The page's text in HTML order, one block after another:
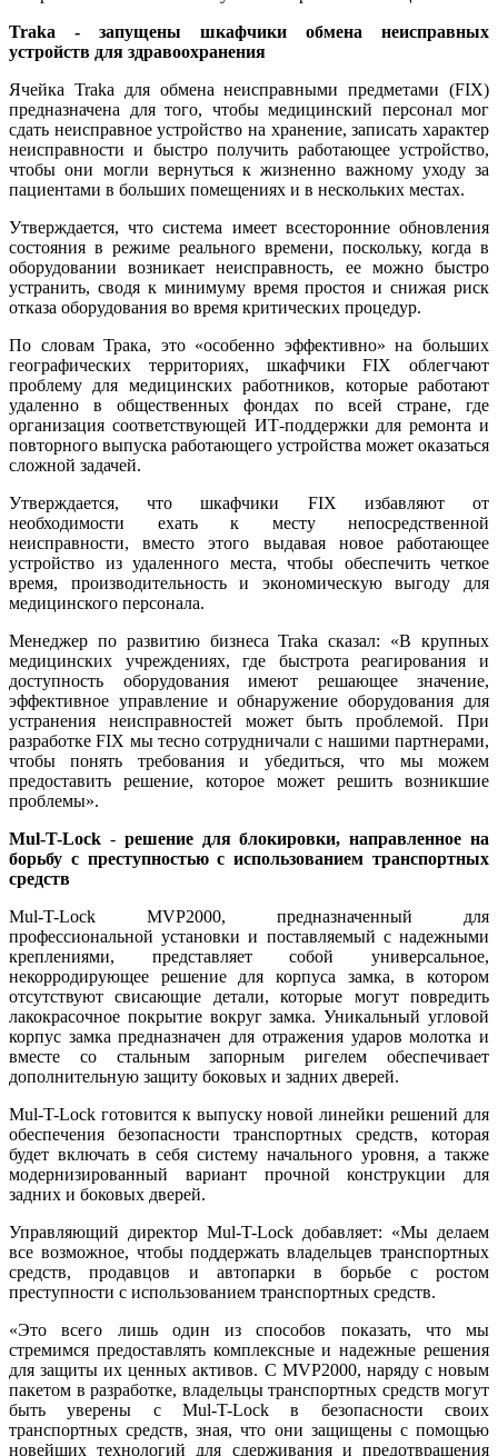
Traka - запущены шкафчики обмена неисправных
устройств для здравоохранения
Ячейка Traka для обмена неисправными предметами (FIX)
предназначена для того, чтобы медицинский персонал мог
сдать неисправное устройство на хранение, записать характер
неисправности и быстро получить работающее устройство,
чтобы они могли вернуться к жизненно важному уходу за
пациентами в больших помещениях и в нескольких местах.
Утверждается, что система имеет всесторонние обновления
состояния в режиме реального времени, поскольку, когда в
оборудовании возникает неисправность, ее можно быстро
устранить, сводя к минимуму время простоя и снижая риск
отказа оборудования во время критических процедур.
По словам Трака, это «особенно эффективно» на больших
географических территориях, шкафчики FIX облегчают
проблему для медицинских работников, которые работают
удаленно в общественных фондах по всей стране, где
организация соответствующей ИТ-поддержки для ремонта и
повторного выпуска работающего устройства может оказаться
сложной задачей.
Утверждается, что шкафчики FIX избавляют от
необходимости ехать к месту непосредственной
неисправности, вместо этого выдавая новое работающее
устройство из удаленного места, чтобы обеспечить четкое
время, производительность и экономическую выгоду для
медицинского персонала.
Менеджер по развитию бизнеса Traka сказал: «В крупных
медицинских учреждениях, где быстрота реагирования и
доступность оборудования имеют решающее значение,
эффективное управление и обнаружение оборудования для
устранения неисправностей может быть проблемой. При
разработке FIX мы тесно сотрудничали с нашими партнерами,
чтобы понять требования и убедиться, что мы можем
предоставить решение, которое может решить возникшие
проблемы».
Mul-T-Lock - решение для блокировки, направленное на
борьбу с преступностью с использованием транспортных
средств
Mul-T-Lock MVP2000, предназначенный для
профессиональной установки и поставляемый с надежными
креплениями, представляет собой универсальное,
некорродирующее решение для корпуса замка, в котором
отсутствуют свисающие детали, которые могут повредить
лакокрасочное покрытие вокруг замка. Уникальный угловой
корпус замка предназначен для отражения ударов молотка и
вместе со стальным запорным ригелем обеспечивает
дополнительную защиту боковых и задних дверей.
Mul-T-Lock готовится к выпуску новой линейки решений для
обеспечения безопасности транспортных средств, которая
будет включать в себя систему начального уровня, а также
модернизированный вариант прочной конструкции для
задних и боковых дверей.
Управляющий директор Mul-T-Lock добавляет: «Мы делаем
все возможное, чтобы поддержать владельцев транспортных
средств, продавцов и автопарки в борьбе с ростом
преступности с использованием транспортных средств.
«Это всего лишь один из способов показать, что мы
стремимся предоставлять комплексные и надежные решения
для защиты их ценных активов. С MVP2000, наряду с новым
пакетом в разработке, владельцы транспортных средств могут
быть уверены с Mul-T-Lock в безопасности своих
транспортных средств, зная, что они защищены с помощью
новейших технологий для сдерживания и предотвращения